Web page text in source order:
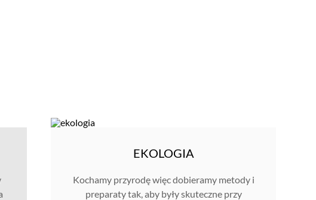
EKOLOGIA
Kochamy przyrodę więc dobieramy metody i
preparaty tak, aby były skuteczne przy